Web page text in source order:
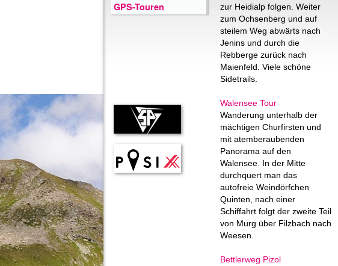
GPS-Touren
zur Heidialp folgen. Weiter
zum Ochsenberg und auf
steilem Weg abwärts nach
Jenins und durch die
Rebberge zurück nach
Maienfeld. Viele schöne
Sidetrails.
Walensee Tour
Wanderung unterhalb der
mächtigen Churfirsten und
mit atemberaubenden
Panorama auf den
Walensee. In der Mitte
durchquert man das
autofreie Weindörfchen
Quinten, nach einer
Schiffahrt folgt der zweite Teil
von Murg über Filzbach nach
Weesen.
Bettlerweg Pizol